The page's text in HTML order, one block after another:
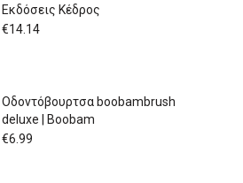
Εκδόσεις Κέδρος
€14.14
Οδοντόβουρτσα boobambrush
deluxe | Boobam
€6.99